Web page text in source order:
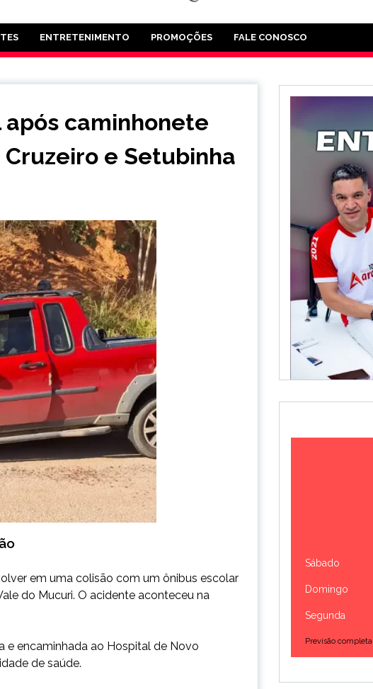
ENTRETENIMENTO PROMOÇÕES FALE CONOSCO
caminhonete
e Setubinha
em uma colisão com um ônibus escolar
do Mucuri. O acidente aconteceu na
e encaminhada ao Hospital de Novo
de saúde.
Sábado
Domingo
Segunda
Previsão completa